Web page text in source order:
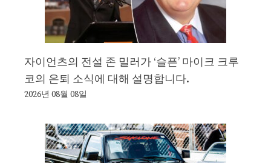
자이언츠의 전설 존 밀러가 ‘슬픈’ 마이크 크루
코의 은퇴 소식에 대해 설명합니다.
2026년 08월 08일